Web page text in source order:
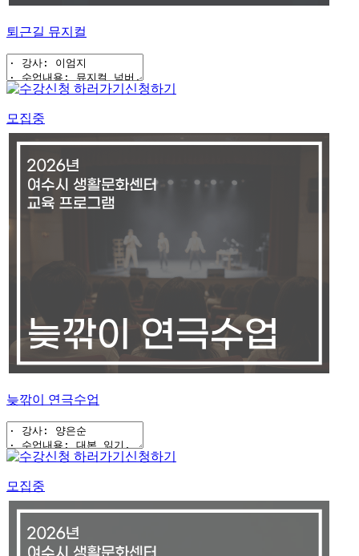
퇴근길 뮤지컬
신청하기
모집중
늦깎이 연극수업
신청하기
모집중